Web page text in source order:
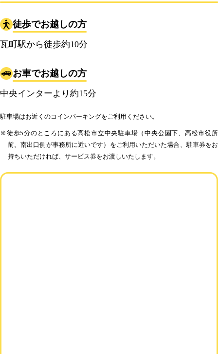
徒歩でお越しの方
瓦町駅から徒歩約10分
お車でお越しの方
中央インターより約15分
駐車場はお近くのコインパーキングをご利用ください。
※徒歩5分のところにある高松市立中央駐車場（中央公園下、高松市役所
前。南出口側が事務所に近いです）をご利用いただいた場合、駐車券をお
持ちいただければ、サービス券をお渡しいたします。